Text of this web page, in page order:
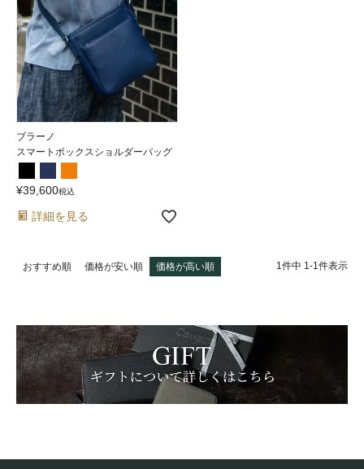
ブラーノ
スマートボックスショルダーバッグ
¥39,600税込
詳細を見る
おすすめ順 価格が安い順 価格が高い順 1件中 1-1件表示